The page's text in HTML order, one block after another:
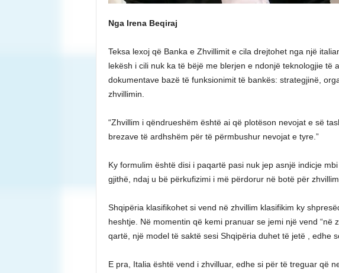
Nga Irena Beqiraj
Teksa lexoj që Banka e Zhvillimit e cila drejtohet nga një
lekësh i cili nuk ka të bëjë me blerjen e ndonjë teknologjie të
dokumentave bazë të funksionimit të bankës: strategjinë,
zhvillimin.
“Zhvillim i qëndrueshëm është ai që plotëson nevojat e së
brezave të ardhshëm për të përmbushur nevojat e tyre.”
Ky formulim është disi i paqartë pasi nuk jep asnjë indicje
gjithë, ndaj u bë përkufizimi i më përdorur në botë për
Shqipëria klasifikohet si vend në zhvillim klasifikim ky
heshtje. Në momentin që kemi pranuar se jemi një vend “në
qartë, një model të saktë sesi Shqipëria duhet të jetë , edhe
E pra, Italia është vend i zhvilluar, edhe si për të treguar që